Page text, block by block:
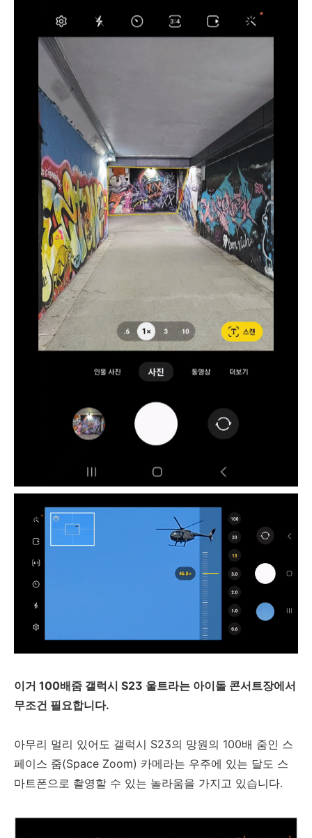
이거 100배줌 갤럭시 S23 울트라는 아이돌 콘서트장에서
무조건 필요합니다.
아무리 멀리 있어도 갤럭시 S23의 망원의 100배 줌인 스
페이스 줌(Space Zoom) 카메라는 우주에 있는 달도 스
마트폰으로 촬영할 수 있는 놀라움을 가지고 있습니다.